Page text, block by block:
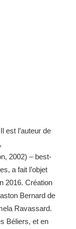
est l’auteur de
2002) – best-
a fait l’objet
2016. Création
Bernard de
Ravassard.
Béliers, et en